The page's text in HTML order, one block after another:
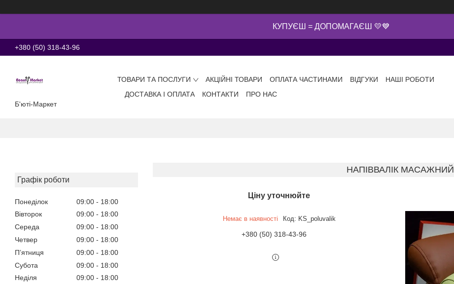
КУПУЄШ = ДОПОМАГАЄШ 💛💙
+380 (50) 318-43-96
Б'юті-Маркет
ТОВАРИ ТА ПОСЛУГИ АКЦІЙНІ ТОВАРИ ОПЛАТА ЧАСТИНАМИ ВІДГУКИ
НАШІ РОБОТИ
ДОСТАВКА І ОПЛАТА
КОНТАКТИ ПРО НАС
Графік роботи
Понеділок 09:00
18:00
Вівторок
09:00
18:00
Середа
09:00
18:00
Четвер
09:00
18:00
Пʼятниця
09:00
18:00
Субота
09:00
18:00
Неділя
09:00 18:00
НАПІВВАЛІК МАСАЖНИЙ
Ціну уточнюйте
Немає в наявності Код: KS_poluvalik
+380 (50) 318-43-96